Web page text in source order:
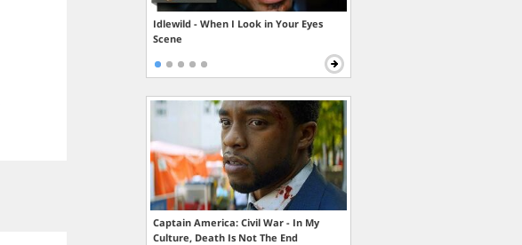
Idlewild - When I Look in Your Eyes
Scene
Captain America: Civil War - In My
Culture, Death Is Not The End